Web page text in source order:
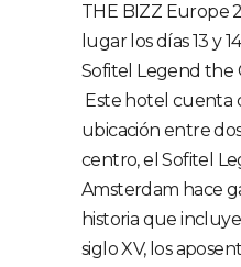
THE BIZZ Europe
lugar los días 13 y
Sofitel Legend the
Este hotel cuenta
ubicación entre
centro, el Sofitel
Amsterdam hace
historia que
siglo XV, los